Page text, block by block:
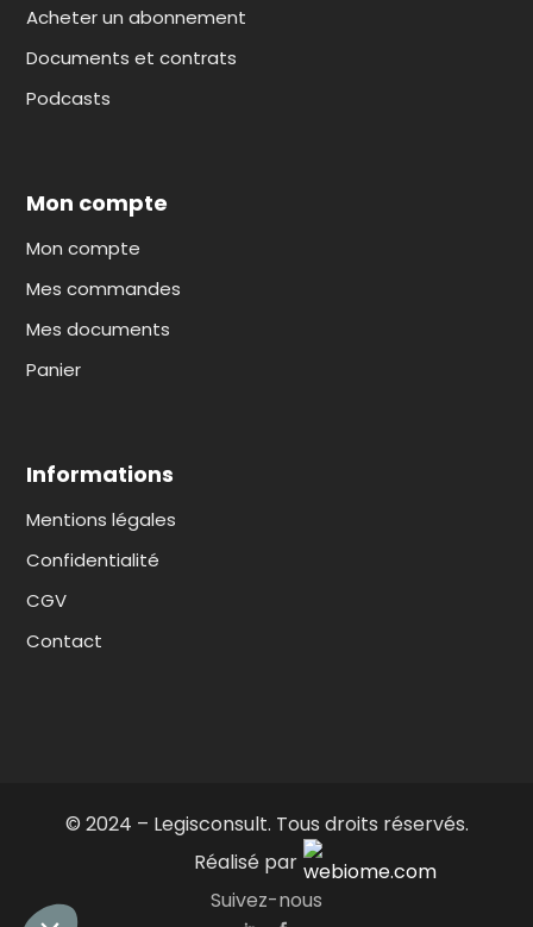
Acheter un abonnement
Documents et contrats
Podcasts
Mon compte
Mon compte
Mes commandes
Mes documents
Panier
Informations
Mentions légales
Confidentialité
CGV
Contact
© 2024 – Legisconsult. Tous droits réservés.
Réalisé par
Suivez-nous